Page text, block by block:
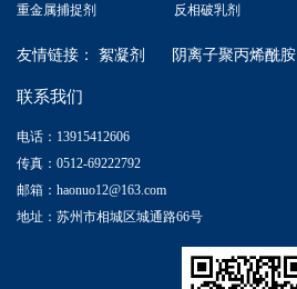
重金属捕捉剂
反相破乳剂
友情链接： 絮凝剂 阴离子聚丙烯酰胺
联系我们
电话：13915412606
传真：0512-69222792
邮箱：haonuo12@163.com
地址：苏州市相城区城通路66号